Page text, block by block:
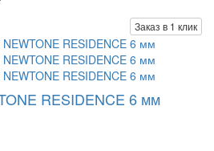
Заказ в 1 клик
RESIDENCE 6 мм